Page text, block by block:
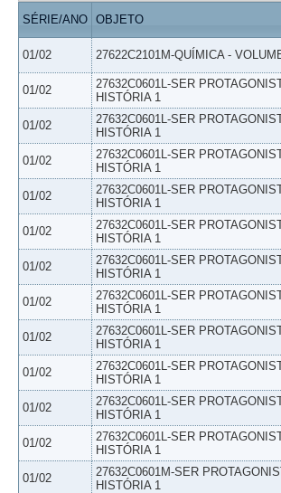
SÉRIE/ANO OBJETO
01/02 27622C2101M-QUÍMICA -
01/02
27632C0601L-SER
HISTÓRIA 1
01/02
27632C0601L-SER
HISTÓRIA 1
01/02
27632C0601L-SER
HISTÓRIA 1
01/02
27632C0601L-SER
HISTÓRIA 1
01/02
27632C0601L-SER
HISTÓRIA 1
01/02
27632C0601L-SER
HISTÓRIA 1
01/02
27632C0601L-SER
HISTÓRIA 1
01/02
27632C0601L-SER
HISTÓRIA 1
01/02
27632C0601L-SER
HISTÓRIA 1
01/02
27632C0601L-SER
HISTÓRIA 1
01/02
27632C0601L-SER
HISTÓRIA 1
01/02
27632C0601M-SER
HISTÓRIA 1